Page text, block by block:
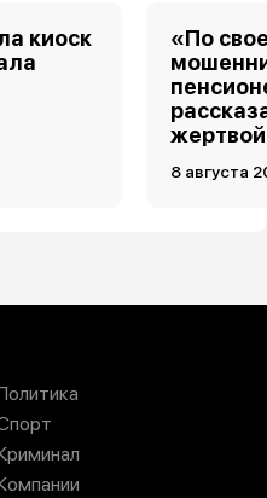
киоск
«По
8 августа